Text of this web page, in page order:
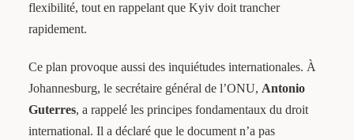
flexibilité, tout en rappelant que Kyiv doit trancher
rapidement.
Ce plan provoque aussi des inquiétudes internationales. À
Johannesburg, le secrétaire général de l’ONU, Antonio
Guterres, a rappelé les principes fondamentaux du droit
international. Il a déclaré que le document n’a pas